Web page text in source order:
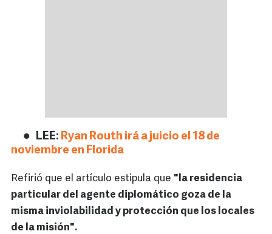
LEE: Ryan Routh irá a juicio el 18 de
noviembre en Florida
Refirió que el artículo estipula que "la residencia
particular del agente diplomático goza de la
misma inviolabilidad y protección que los locales
de la misión".